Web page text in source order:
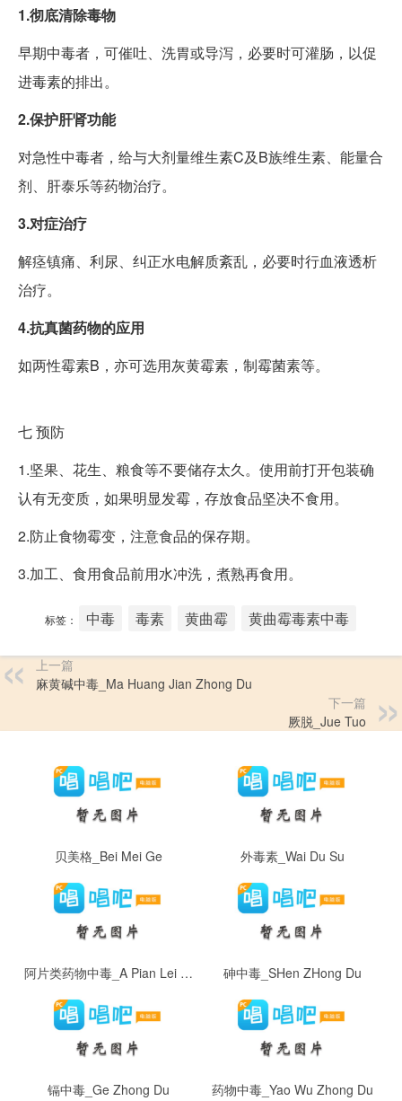
1.彻底清除毒物
早期中毒者，可催吐、洗胃或导泻，必要时可灌肠，以促
进毒素的排出。
2.保护肝肾功能
对急性中毒者，给与大剂量维生素C及B族维生素、能量合
剂、肝泰乐等药物治疗。
3.对症治疗
解痉镇痛、利尿、纠正水电解质紊乱，必要时行血液透析
治疗。
4.抗真菌药物的应用
如两性霉素B，亦可选用灰黄霉素，制霉菌素等。
七预防
1.坚果、花生、粮食等不要储存太久。使用前打开包装确
认有无变质，如果明显发霉，存放食品坚决不食用。
2.防止食物霉变，注意食品的保存期。
3.加工、食用食品前用水冲洗，煮熟再食用。
标签： 中毒 毒素 黄曲霉 黄曲霉毒素中毒
上一篇
麻黄碱中毒_Ma Huang Jian Zhong Du
下一篇
厥脱_Jue Tuo
贝美格_Bei Mei Ge 外毒素_Wai Du Su
阿片类药物中毒_A Pian Lei Yao Wu Zhong Du 砷中毒_SHen ZHong Du
镉中毒_Ge Zhong Du 药物中毒_Yao Wu Zhong Du